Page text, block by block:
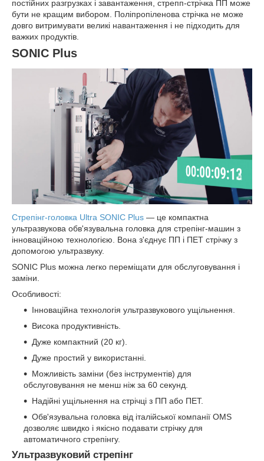
постійних разгрузках і завантаження, стрепп-стрічка ПП може
бути не кращим вибором. Поліпропіленова стрічка не може
довго витримувати великі навантаження і не підходить для
важких продуктів.
SONIC Plus
Стрепінг-головка Ultra SONIC Plus — це компактна
ультразвукова обв'язувальна головка для стрепінг-машин з
інноваційною технологією. Вона з'єднує ПП і ПЕТ стрічку з
допомогою ультразвуку.
SONIC Plus можна легко переміщати для обслуговування і
заміни.
Особливості:
Інноваційна технологія ультразвукового ущільнення.
Висока продуктивність.
Дуже компактний (20 кг).
Дуже простий у використанні.
Можливість заміни (без інструментів) для
обслуговування не менш ніж за 60 секунд.
Надійні ущільнення на стрічці з ПП або ПЕТ.
Обв'язувальна головка від італійської компанії OMS
дозволяє швидко і якісно подавати стрічку для
автоматичного стрепінгу.
Ультразвуковий стрепінг